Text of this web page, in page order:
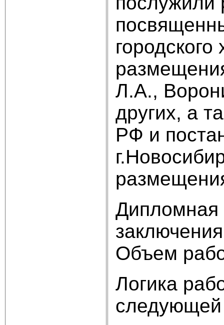
Л.А.,
других, а
РФ и
Дипломная
Объем
Логика
следующей